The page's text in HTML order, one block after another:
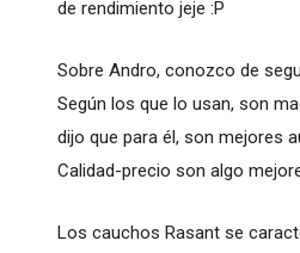
de rendimiento jeje :P
Sobre Andro, conozco de
Según los que lo usan, son
dijo que para él, son mejores
Calidad-precio son algo
Los cauchos Rasant se